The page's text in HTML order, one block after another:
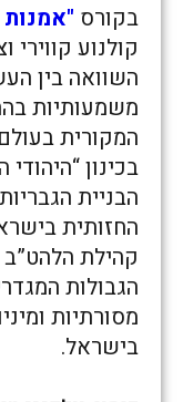
בקורס "אמנות
קולנוע קווירי
השוואה בין
משמעותיות
המקורית
בכינון
הבניית
החזותית
קהילת
הגבולות
מסורתיות
בישראל.